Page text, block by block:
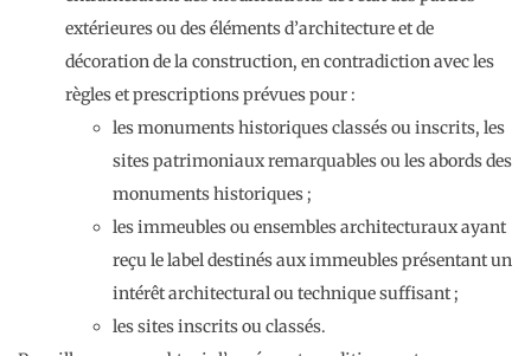
extérieures ou des éléments d’architecture et de
décoration de la construction, en contradiction avec les
règles et prescriptions prévues pour :
les monuments historiques classés ou inscrits, les
sites patrimoniaux remarquables ou les abords des
monuments historiques ;
les immeubles ou ensembles architecturaux ayant
reçu le label destinés aux immeubles présentant un
intérêt architectural ou technique suffisant ;
les sites inscrits ou classés.